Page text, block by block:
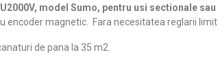
model Sumo, pentru usi sectionale
encoder magnetic. Fara necesitatea reglarii
de pana la 35 m2.